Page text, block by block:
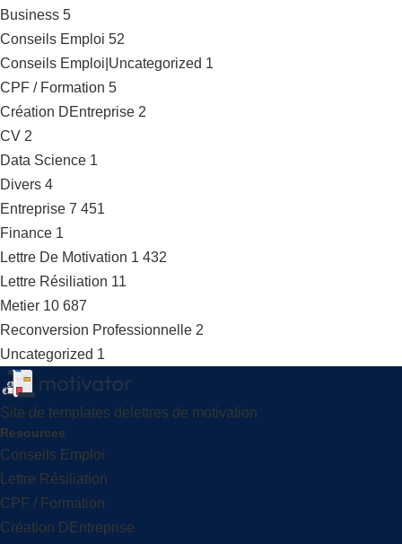
Business 5
Conseils Emploi 52
Conseils Emploi|Uncategorized 1
CPF / Formation 5
Création DEntreprise 2
CV 2
Data Science 1
Divers 4
Entreprise 7 451
Finance 1
Lettre De Motivation 1 432
Lettre Résiliation 11
Metier 10 687
Reconversion Professionnelle 2
Uncategorized 1
Site de templates delettres de motivation
Resources
Conseils Emploi
Lettre Résiliation
CPF / Formation
Création DEntreprise